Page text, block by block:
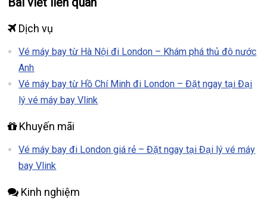
Dịch vụ
Vé máy bay từ Hà Nội đi London – Khám phá thủ đô nước
Anh
Vé máy bay từ Hồ Chí Minh đi London – Đặt ngay tại Đại
lý vé máy bay Vlink
Khuyến mãi
Vé máy bay đi London giá rẻ – Đặt ngay tại Đại lý vé máy
bay Vlink
Kinh nghiệm